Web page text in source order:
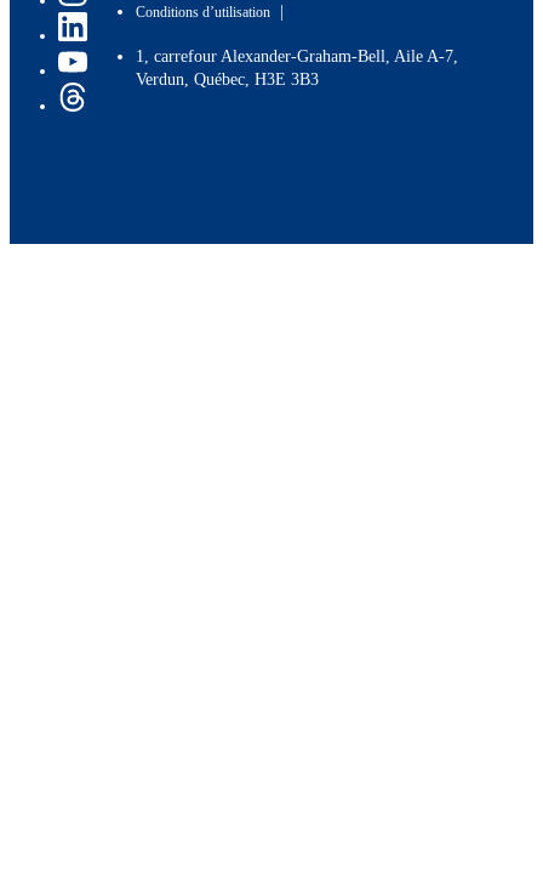
Conditions d’utilisation |
1, carrefour Alexander-Graham-Bell, Aile A-7,
Verdun, Québec, H3E 3B3